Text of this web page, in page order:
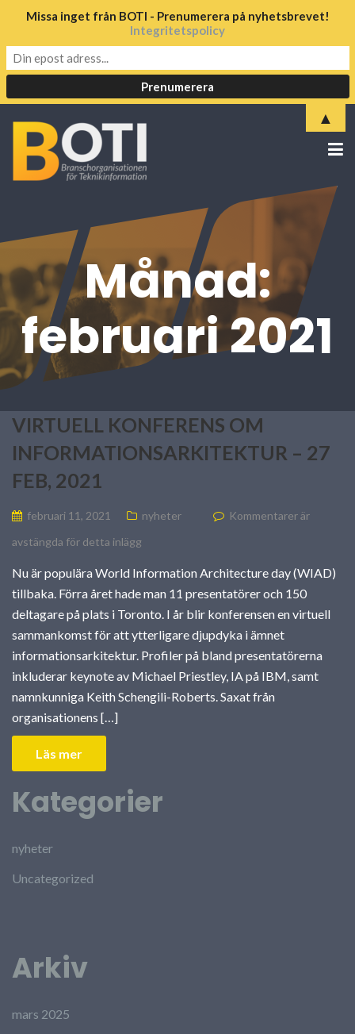
Månad:
februari 2021
VIRTUELL KONFERENS OM
INFORMATIONSARKITEKTUR – 27
FEB, 2021
februari 11, 2021 nyheter
Kommentarer är
avstängda för detta inlägg
Nu är populära World Information Architecture day (WIAD)
tillbaka. Förra året hade man 11 presentatörer och 150
deltagare på plats i Toronto. I år blir konferensen en virtuell
sammankomst för att ytterligare djupdyka i ämnet
informationsarkitektur. Profiler på bland presentatörerna
inkluderar keynote av Michael Priestley, IA på IBM, samt
namnkunniga Keith Schengili-Roberts. Saxat från
organisationens […]
Läs mer
Kategorier
nyheter
Uncategorized
Arkiv
mars 2025
Missa inget från BOTI - Prenumerera på nyhetsbrevet!
Integritetspolicy
▲